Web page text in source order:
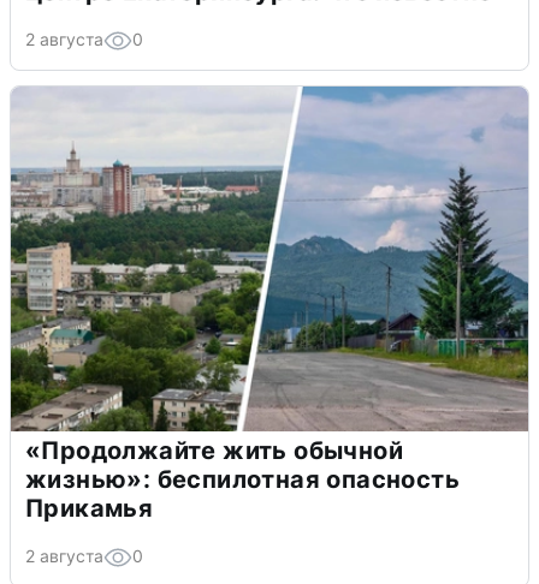
2 августа 0
«Продолжайте жить обычной
жизнью»: беспилотная опасность
Прикамья
2 августа 0